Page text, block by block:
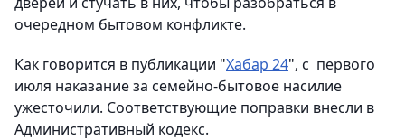
очередном бытовом конфликте.
Как говорится в публикации "Хабар 24", с первого
июля наказание за семейно-бытовое насилие
ужесточили. Соответствующие поправки внесли в
Административный кодекс.